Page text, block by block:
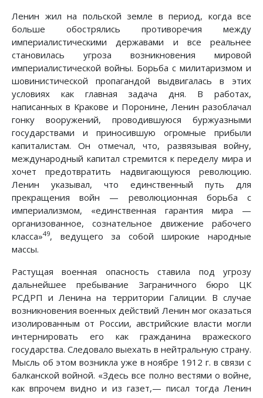
Ленин жил на польской земле в период, когда все
больше обострялись противоречия между
империалистическими державами и все реальнее
становилась угроза возникновения мировой
империалистической войны. Борьба с милитаризмом и
шовинистической пропагандой выдвигалась в этих
условиях как главная задача дня. В работах,
написанных в Кракове и Поронине, Ленин разоблачал
гонку вооружений, проводившуюся буржуазными
государствами и приносившую огромные прибыли
капиталистам. Он отмечал, что, развязывая войну,
международный капитал стремится к переделу мира и
хочет предотвратить надвигающуюся революцию.
Ленин указывал, что единственный путь для
прекращения войн — революционная борьба с
империализмом, «единственная гарантия мира —
организованное, сознательное движение рабочего
класса»49, ведущего за собой широкие народные
массы.
Растущая военная опасность ставила под угрозу
дальнейшее пребывание Заграничного бюро ЦК
РСДРП и Ленина на территории Галиции. В случае
возникновения военных действий Ленин мог оказаться
изолированным от России, австрийские власти могли
интернировать его как гражданина вражеского
государства. Следовало выехать в нейтральную страну.
Мысль об этом возникла уже в ноябре 1912 г. в связи с
балканской войной. «Здесь все полно вестями о войне,
как впрочем видно и из газет,— писал тогда Ленин